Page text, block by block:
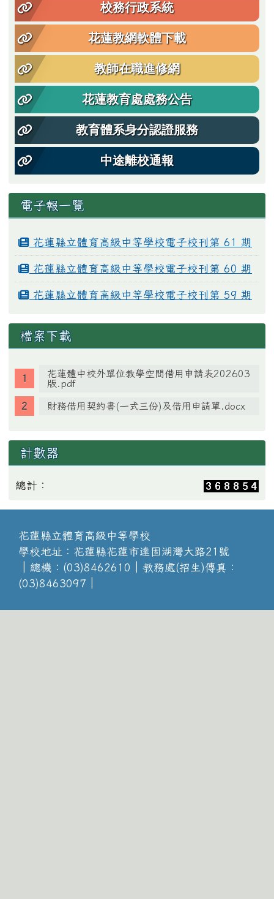
校務行政系統
花蓮教網軟體下載
教師在職進修網
花蓮教育處處務公告
教育體系身分認證服務
中途離校通報
電子報一覽
花蓮縣立體育高級中等學校電子校刊第 61 期
花蓮縣立體育高級中等學校電子校刊第 60 期
花蓮縣立體育高級中等學校電子校刊第 59 期
檔案下載
花蓮體中校外單位教學空間借用申請表202603
版.pdf
財務借用契約書(一式三份)及借用申請單.docx
計數器
總計：
花蓮縣立體育高級中等學校
學校地址：花蓮縣花蓮市達固湖灣大路21號
│總機：(03)8462610│教務處(招生)傳真：
(03)8463097│